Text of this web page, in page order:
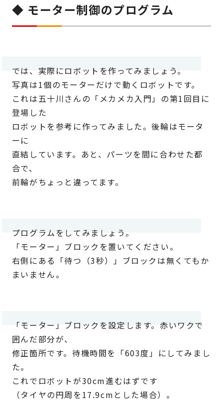
◆ モーター制御のプログラム
では、実際にロボットを作ってみましょう。
写真は1個のモーターだけで動くロボットです。
これは五十川さんの「メカメカ入門」の第1回目に
登場した
ロボットを参考に作ってみました。後輪はモータ
ーに
直結しています。あと、パーツを間に合わせた都
合で、
前輪がちょっと違ってます。
プログラムをしてみましょう。
「モーター」ブロックを置いてください。
右側にある「待つ（3秒）」ブロックは無くてもか
まいません。
「モーター」ブロックを設定します。赤いワクで
囲んだ部分が、
修正箇所です。待機時間を「603度」にしてみまし
た。
これでロボットが30cm進むはずです
（タイヤの円周を17.9cmとした場合）。